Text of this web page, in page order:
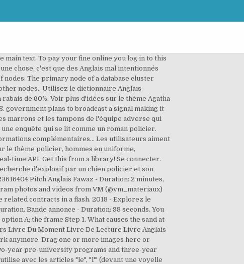
main text. To pay your fine online you log in to this
chose, c'est que des Anglais mal intentionnés
nodes: The primary node of a database cluster
nodes.. Utilisez le dictionnaire Anglais-
de 60%. Voir plus d'idées sur le thème Agatha
government plans to broadcast a signal making it
marrons et les tampons de l'équipe adverse qui
enquête qui se lit comme un roman policier.
complémentaires... Les utilisateurs aiment
le thème policier, hommes en uniforme,
time API. Get this from a library! Se connecter.
d'explosif par un chien policier et son
Pitch Anglais Fawaz - Duration: 2 minutes,
photos and videos from VM (@vm_materiaux)
contracts in a flash. 2018 - Explorez le
Bande annonce - Duration: 98 seconds. You
A; the frame Step 1. What causes the sand at
Livre Du Moment Livre De Lecture Livre Anglais
anymore. Drag one or more images here or
year pre-university programs and three-year
avec les articles "le", "l'" (devant une voyelle